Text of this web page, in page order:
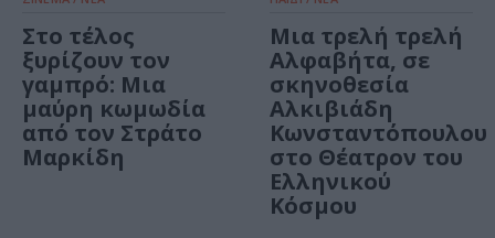
Στο τέλος
ξυρίζουν τον
γαμπρό: Μια
μαύρη κωμωδία
από τον Στράτο
Μαρκίδη
Μια τρελή τρελή
Αλφαβήτα, σε
σκηνοθεσία
Αλκιβιάδη
Κωνσταντόπουλου
στο Θέατρον του
Ελληνικού
Κόσμου